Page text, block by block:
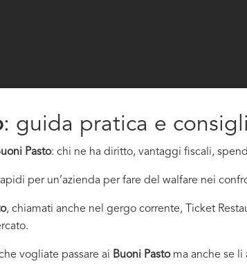
: guida pratica e
Pasto: chi ne ha diritto, vantaggi fiscali,
per un’azienda per fare del walfare nei
, chiamati anche nel gergo corrente, Ticket
vogliate passare ai Buoni Pastoma anche se li